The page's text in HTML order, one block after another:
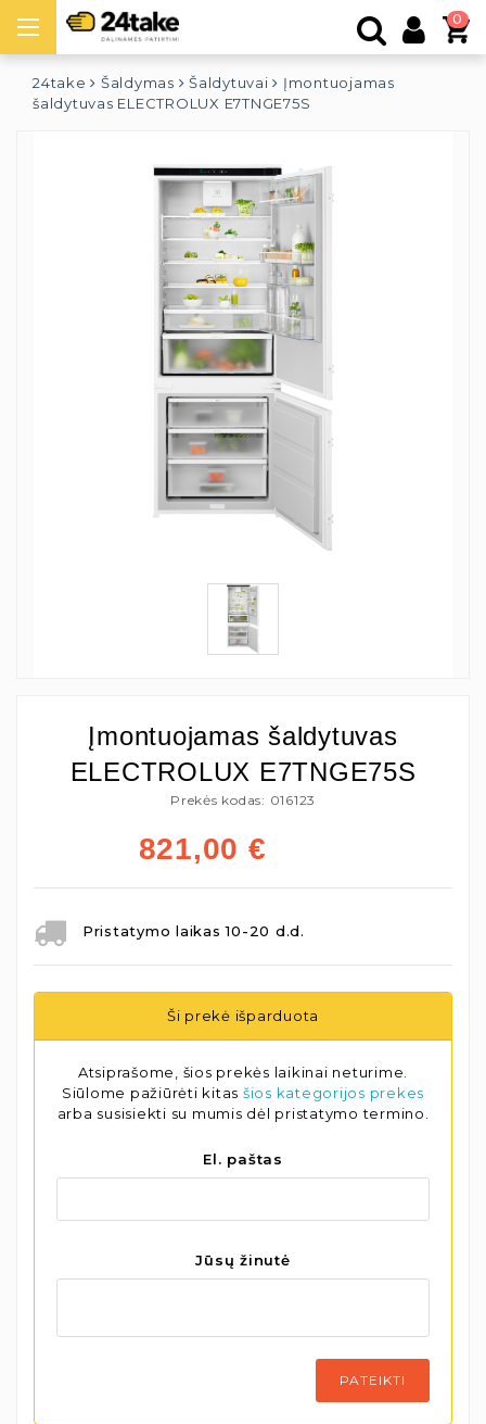
0
24take Šaldymas Šaldytuvai
Įmontuojamas
šaldytuvas ELECTROLUX E7TNGE75S
Įmontuojamas šaldytuvas
ELECTROLUX E7TNGE75S
Prekės kodas: 016123
821,00 €
Pristatymo laikas 10-20 d.d.
Ši prekė išparduota
Atsiprašome, šios prekės laikinai neturime.
Siūlome pažiūrėti kitas šios kategorijos prekes
arba susisiekti su mumis dėl pristatymo termino.
El. paštas
Jūsų žinutė
PATEIKTI